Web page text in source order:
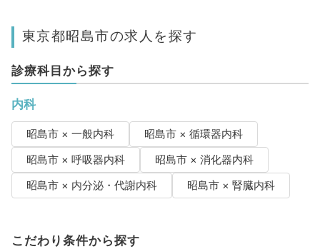
東京都昭島市の求人を探す
診療科目から探す
内科
昭島市 × 一般内科
昭島市 × 循環器内科
昭島市 × 呼吸器内科
昭島市 × 消化器内科
昭島市 × 内分泌・代謝内科
昭島市 × 腎臓内科
こだわり条件から探す